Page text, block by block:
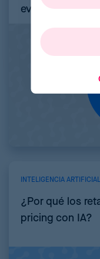
evitarlos)
INTELIGENCIA ARTIFICIAL
¿Por qué los
pricing con IA?